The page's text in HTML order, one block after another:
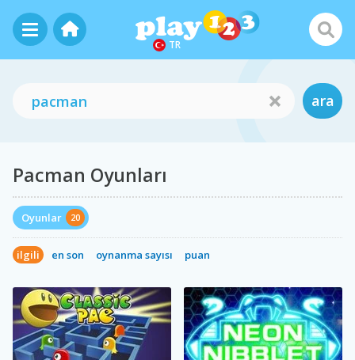
TR
ara
Pacman Oyunları
Oyunlar 20
ilgili en son oynanma sayısı puan